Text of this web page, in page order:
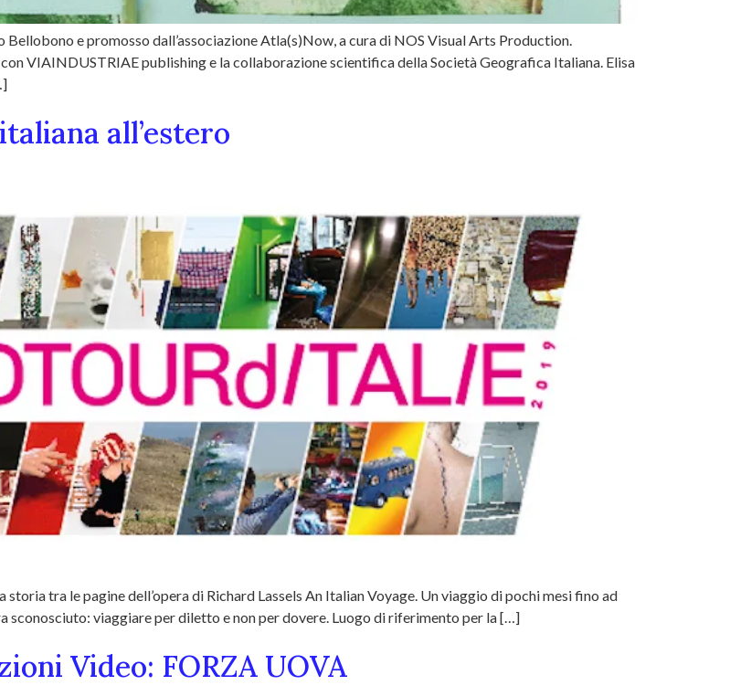
e promosso dall’associazione Atla(s)Now, a cura di NOS Visual Arts Production.
VIAINDUSTRIAE publishing e la collaborazione scientifica della Società Geografica Italiana. Elisa
all’estero
storia tra le pagine dell’opera di Richard Lassels An Italian Voyage. Un viaggio di pochi mesi fino ad
viaggiare per diletto e non per dovere. Luogo di riferimento per la […]
Video: FORZA UOVA